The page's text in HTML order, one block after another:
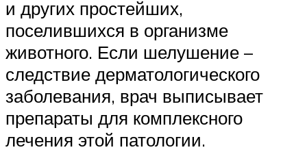
и других простейших,
поселившихся в организме
животного. Если шелушение –
следствие дерматологического
заболевания, врач выписывает
препараты для комплексного
лечения этой патологии.